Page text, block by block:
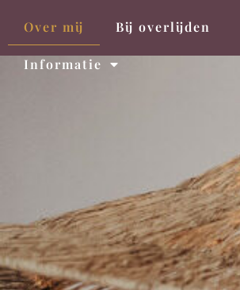
Over mij Bij overlijden
Informatie